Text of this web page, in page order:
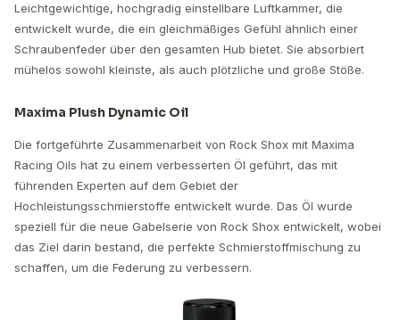
Leichtgewichtige, hochgradig einstellbare Luftkammer, die
entwickelt wurde, die ein gleichmäßiges Gefühl ähnlich einer
Schraubenfeder über den gesamten Hub bietet. Sie absorbiert
mühelos sowohl kleinste, als auch plötzliche und große Stöße.
Maxima Plush Dynamic Oil
Die fortgeführte Zusammenarbeit von Rock Shox mit Maxima
Racing Oils hat zu einem verbesserten Öl geführt, das mit
führenden Experten auf dem Gebiet der
Hochleistungsschmierstoffe entwickelt wurde. Das Öl wurde
speziell für die neue Gabelserie von Rock Shox entwickelt, wobei
das Ziel darin bestand, die perfekte Schmierstoffmischung zu
schaffen, um die Federung zu verbessern.